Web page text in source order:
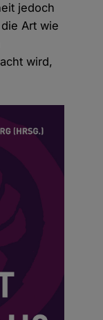
jedoch
Art wie
wird,